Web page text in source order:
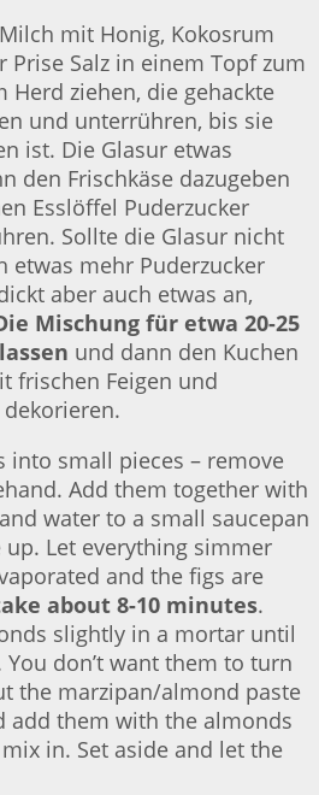
mit Honig, Kokosrum
Prise Salz in einem Topf zum
Herd ziehen, die gehackte
und unterrühren, bis sie
ist. Die Glasur etwas
den Frischkäse dazugeben
Esslöffel Puderzucker
Sollte die Glasur nicht
etwas mehr Puderzucker
aber auch etwas an,
Mischung für etwa 20-25
und dann den Kuchen
frischen Feigen und
into small pieces – remove
Add them together with
water to a small saucepan
Let everything simmer
and the figs are
about 8-10 minutes.
slightly in a mortar until
don’t want them to turn
the marzipan/almond paste
add them with the almonds
in. Set aside and let the